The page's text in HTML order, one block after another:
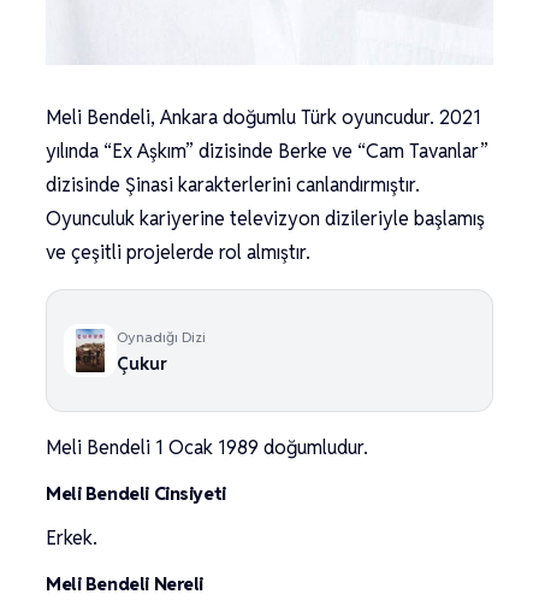
Meli Bendeli, Ankara doğumlu Türk oyuncudur. 2021
yılında “Ex Aşkım” dizisinde Berke ve “Cam Tavanlar”
dizisinde Şinasi karakterlerini canlandırmıştır.
Oyunculuk kariyerine televizyon dizileriyle başlamış
ve çeşitli projelerde rol almıştır.
Oynadığı Dizi
Çukur
Meli Bendeli 1 Ocak 1989 doğumludur.
Meli Bendeli Cinsiyeti
Erkek.
Meli Bendeli Nereli